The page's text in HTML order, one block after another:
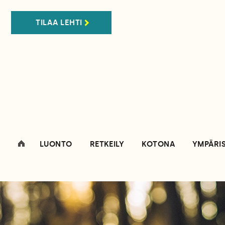
TILAA LEHTI
LUONTO RETKEILY KOTONA